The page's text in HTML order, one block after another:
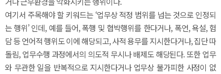
여기서 주목해야 할 키워드는 ‘업무상 적정 범위를 넘는 것으로 인정되
는 행위’ 인데, 예를 들어, 폭행 및 협박행위를 한다거나, 폭언, 욕설, 험
담 등 언어적 행위도 이에 해당되고, 사적 용무를 지시한다거나, 집단 따
돌림, 업무수행 과정에서의 의도적 무시나 배제도 해당된다. 또한 업무
와 무관한 일을 반복적으로 지시한다거나 업무상 불가피한 사정이 없